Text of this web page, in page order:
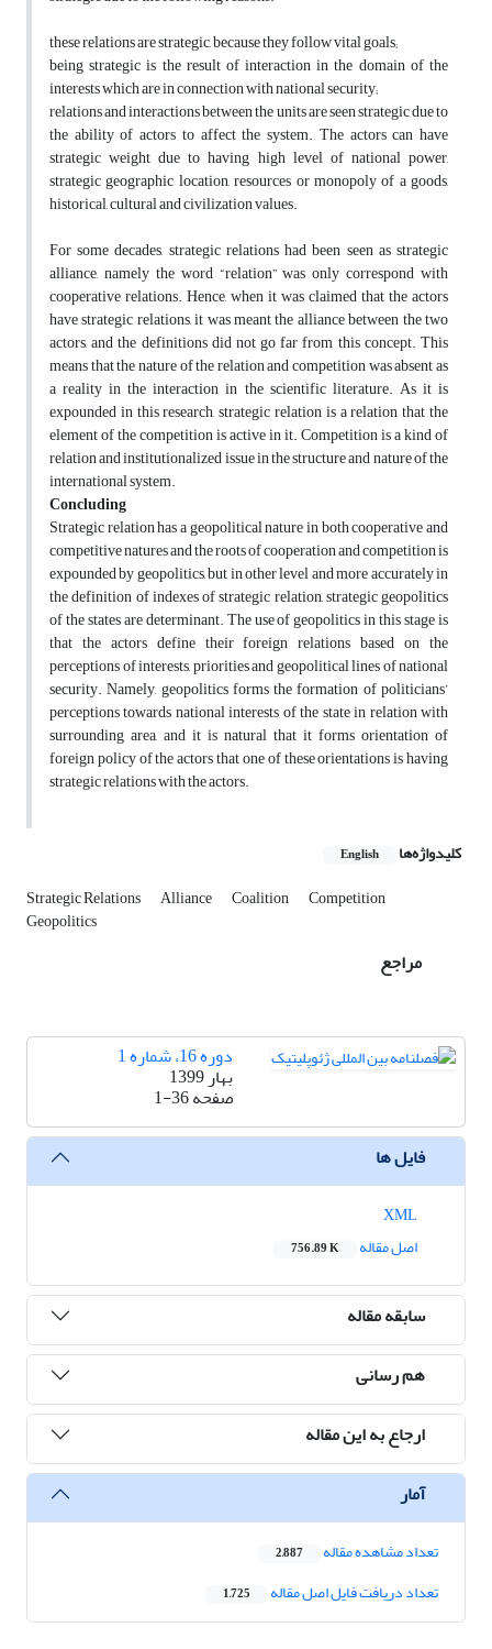
these relations are strategic, because they follow vital goals;
being strategic is the result of interaction in the domain of the
interests which are in connection with national security;
relations and interactions between the units are seen strategic due to
the ability of actors to affect the system. The actors can have
strategic weight due to having high level of national power,
strategic geographic location, resources or monopoly of a goods,
historical, cultural and civilization values.
For some decades, strategic relations had been seen as strategic
alliance, namely the word “relation” was only correspond with
cooperative relations. Hence, when it was claimed that the actors
have strategic relations, it was meant the alliance between the two
actors, and the definitions did not go far from this concept. This
means that the nature of the relation and competition was absent as
a reality in the interaction in the scientific literature. As it is
expounded in this research, strategic relation is a relation that the
element of the competition is active in it. Competition is a kind of
relation and institutionalized issue in the structure and nature of the
international system.
Concluding
Strategic relation has a geopolitical nature in both cooperative and
competitive natures and the roots of cooperation and competition is
expounded by geopolitics, but in other level and more accurately in
the definition of indexes of strategic relation, strategic geopolitics
of the states are determinant. The use of geopolitics in this stage is
that the actors define their foreign relations based on the
perceptions of interests, priorities and geopolitical lines of national
security. Namely, geopolitics forms the formation of politicians’
perceptions towards national interests of the state in relation with
surrounding area, and it is natural that it forms orientation of
foreign policy of the actors that one of these orientations is having
strategic relations with the actors.
کلیدواژه‌ها English
Strategic Relations Alliance Coalition Competition
Geopolitics
مراجع
دوره 16، شماره 1
بهار 1399
صفحه1-36
فایل ها
اصل مقاله
756.89 K
سابقه مقاله
هم رسانی
ارجاع به این مقاله
آمار
تعداد مشاهده مقاله 2,887
تعداد دریافت فایل اصل مقاله 1,725